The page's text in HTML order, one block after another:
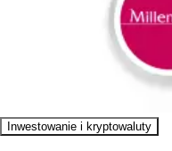
Inwestowanie i kryptowaluty